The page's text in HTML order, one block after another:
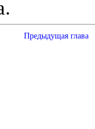
Предыдущая глава